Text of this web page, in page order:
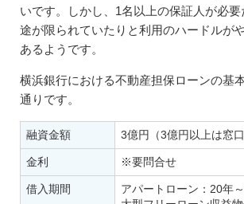
いです。しかし、1名以上の保証人が必
途が限られていたりと利用のハードルが
あるようです。
横浜銀行における不動産担保ローンの基
通りです。
融資金額 3億円（3億円以上は窓口
金利 ※要問合せ
借入期間
アパートローン：20年